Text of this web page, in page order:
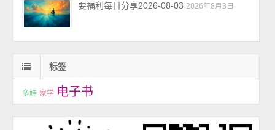
要福利每日分享2026-08-03 2026年8月3日
标签
多娃 家学 电子书